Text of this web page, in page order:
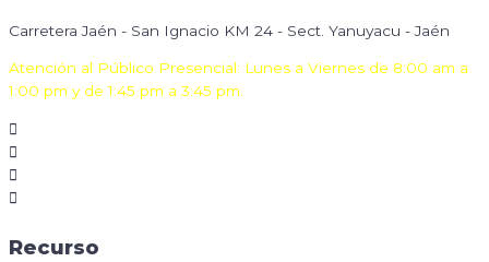
Carretera Jaén - San Ignacio KM 24 - Sect. Yanuyacu - Jaén
Atención al Público Presencial: Lunes a Viernes de 8:00 am a
1:00 pm y de 1:45 pm a 3:45 pm.
Recurso